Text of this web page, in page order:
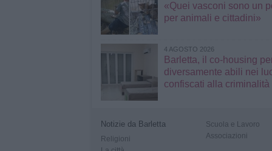
«Quei vasconi sono un
per animali e cittadini»
4 AGOSTO 2026
Barletta, il co-housing
diversamente abili nei
confiscati alla criminalità
Notizie da Barletta
Religioni
Scuola e Lavoro
Associazioni